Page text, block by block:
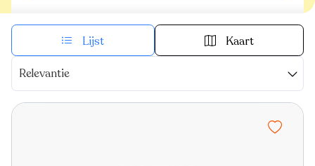
Lijst Kaart
Relevantie